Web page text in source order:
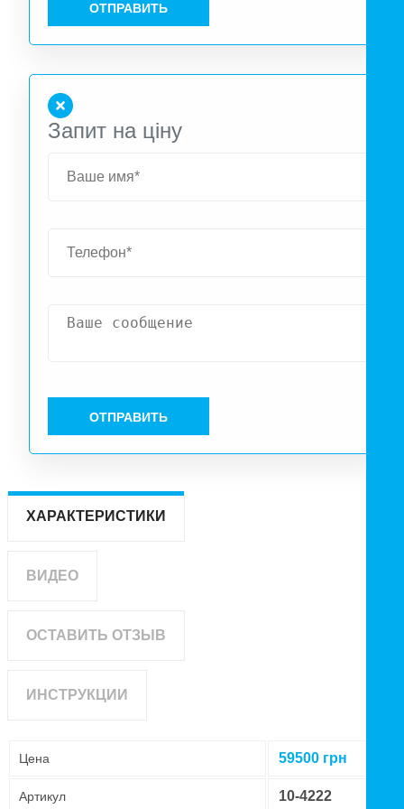
ОТПРАВИТЬ
Запит на ціну
ОТПРАВИТЬ
ХАРАКТЕРИСТИКИ
ВИДЕО
ОСТАВИТЬ ОТЗЫВ
ИНСТРУКЦИИ
Цена 59500 грн
Артикул 10-4222